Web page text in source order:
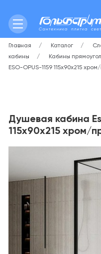
Главная Каталог
кабины
Кабины
ESO-OPUS-1159 115х90х215
Душевая кабина
115х90х215 хром/